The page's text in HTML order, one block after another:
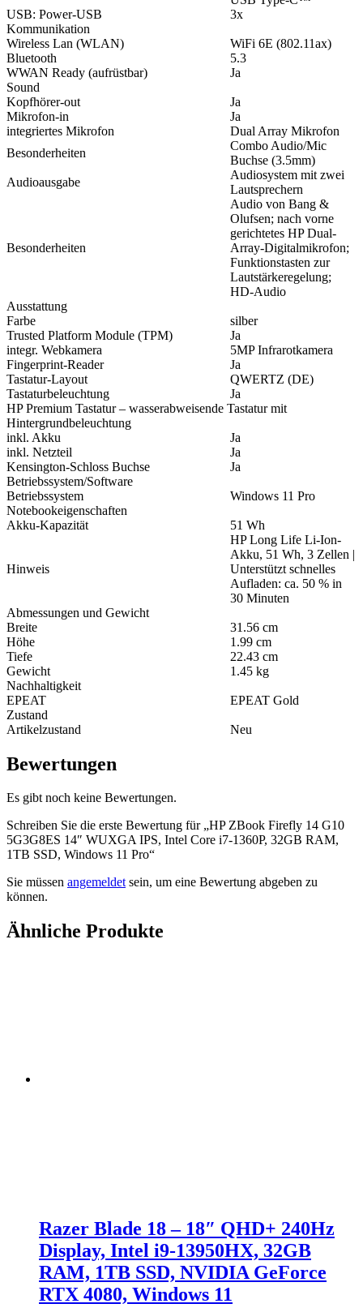
USB: Power-USB
3x
Kommunikation
Wireless Lan (WLAN)
WiFi 6E (802.11ax)
Bluetooth
5.3
WWAN Ready (aufrüstbar)
Ja
Sound
Kopfhörer-out
Ja
Mikrofon-in
Ja
integriertes Mikrofon
Dual Array Mikrofon
Besonderheiten
Combo Audio/Mic
Buchse (3.5mm)
Audioausgabe
Audiosystem mit zwei
Lautsprechern
Besonderheiten
Audio von Bang &
Olufsen; nach vorne
gerichtetes HP Dual-
Array-Digitalmikrofon;
Funktionstasten zur
Lautstärkeregelung;
HD-Audio
Ausstattung
Farbe
silber
Trusted Platform Module (TPM)
Ja
integr. Webkamera
5MP Infrarotkamera
Fingerprint-Reader
Ja
Tastatur-Layout
QWERTZ (DE)
Tastaturbeleuchtung
Ja
HP Premium Tastatur – wasserabweisende Tastatur mit
Hintergrundbeleuchtung
inkl. Akku
Ja
inkl. Netzteil
Ja
Kensington-Schloss Buchse
Ja
Betriebssystem/Software
Betriebssystem
Windows 11 Pro
Notebookeigenschaften
Akku-Kapazität
51 Wh
Hinweis
HP Long Life Li-Ion-
Akku, 51 Wh, 3 Zellen |
Unterstützt schnelles
Aufladen: ca. 50 % in
30 Minuten
Abmessungen und Gewicht
Breite
31.56 cm
Höhe
1.99 cm
Tiefe
22.43 cm
Gewicht
1.45 kg
Nachhaltigkeit
EPEAT
EPEAT Gold
Zustand
Artikelzustand
Neu
Bewertungen
Es gibt noch keine Bewertungen.
Schreiben Sie die erste Bewertung für „HP ZBook Firefly 14 G10
5G3G8ES 14″ WUXGA IPS, Intel Core i7-1360P, 32GB RAM,
1TB SSD, Windows 11 Pro“
Sie müssen angemeldetsein, um eine Bewertung abgeben zu
können.
Ähnliche Produkte
Razer Blade 18 – 18″ QHD+ 240Hz
Display, Intel i9-13950HX, 32GB
RAM, 1TB SSD, NVIDIA GeForce
RTX 4080, Windows 11